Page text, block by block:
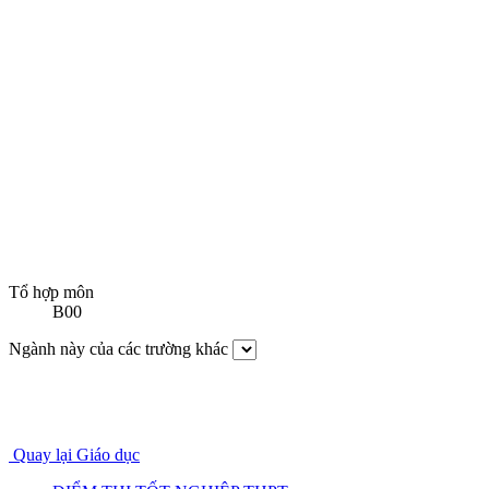
Tổ hợp môn
B00
Ngành này của các trường khác
Quay lại Giáo dục